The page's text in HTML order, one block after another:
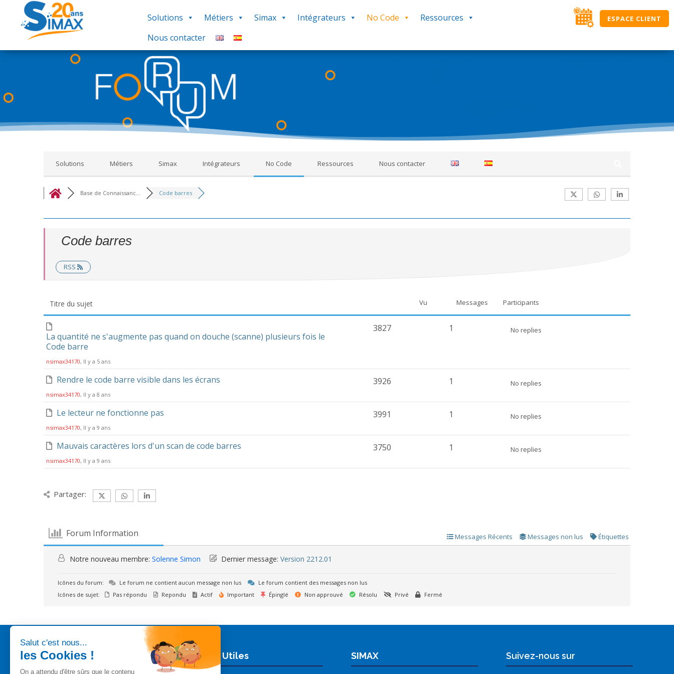
Solutions Métiers Simax Intégrateurs No Code
Ressources
Nous contacter
ESPACE CLIENT
Le Forum
Base de Connaissances : Ce regroupement de forums constitue une source d’informations en rapport avec l’utilisation des solutions SIMAX. Ici, classés par
thématique, nous vous proposons un ensemble de réponses, procédures, savoir-faire pour vous aider dans votre utilisation journalière. Si vous ne trouvez pas une
réponse à votre recherche, utilisez le groupe ‘Q&R Procédure et Dépannage’ pour poser votre question. Bonne découverte, l’équipe NOUT.
Solutions Métiers Simax Intégrateurs No Code Ressources Nous contacter
Base de Connaissanc... Code barres
Code barres
RSS
Titre du sujet Vu Messages Participants
La quantité ne s'augmente pas quand on douche (scanne) plusieurs fois le
Code barre
nsimax34170, Il y a 5 ans
3827 1 No replies
Rendre le code barre visible dans les écrans
nsimax34170, Il y a 8 ans
3926 1 No replies
Le lecteur ne fonctionne pas
nsimax34170, Il y a 9 ans
3991 1 No replies
Mauvais caractères lors d'un scan de code barres
nsimax34170, Il y a 9 ans
3750 1 No replies
Partager:
Forum Information Messages Récents Messages non lus Étiquettes
Notre nouveau membre:Solenne Simon Dernier message:Version 2212.01
Icônes du forum: Le forum ne contient aucun message non lus
Le forum contient des messages non lus
Icônes de sujet:
Pas répondu Repondu Actif Important Épinglé Non approuvé Résolu Privé Fermé
Liens Utiles SIMAX Suivez-nous sur